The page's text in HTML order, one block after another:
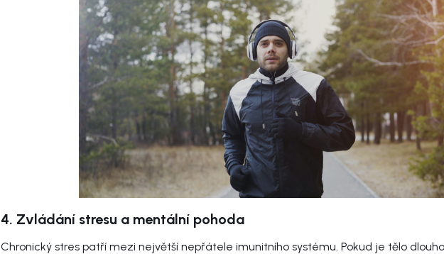
4. Zvládání stresu a mentální pohoda
Chronický stres patří mezi největší nepřátele imunitního systému. Pokud je tělo